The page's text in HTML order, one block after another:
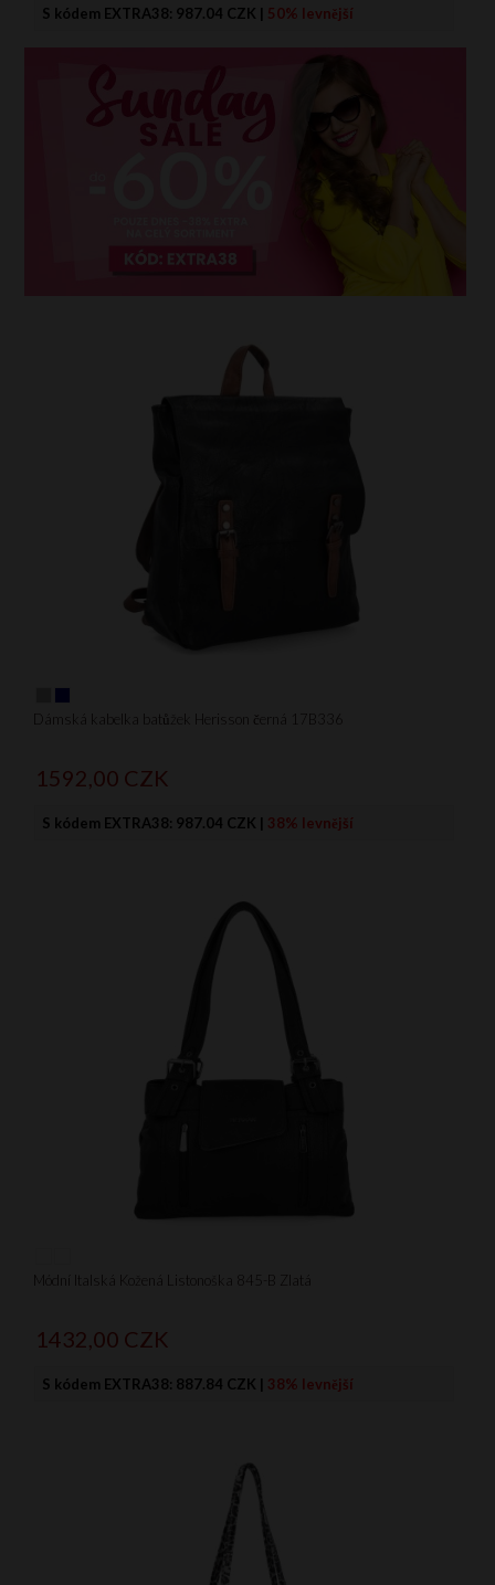
S kódem EXTRA38: 987.04 CZK | 50% levnější
Dámská kabelka batůžek Herisson černá 17B336
1592,00 CZK
S kódem EXTRA38: 987.04 CZK | 38% levnější
Módní Italská Kožená Listonoška 845-B Zlatá
1432,00 CZK
S kódem EXTRA38: 887.84 CZK | 38% levnější